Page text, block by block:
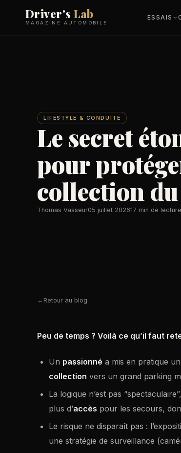
Driver'sLab
MAGAZINE AUTOMOBILE
ESSAIS
LIFESTYLE & CONDUITE
Le secret
pour
collection
Thomas Vasseur05 juillet 202617 min de lecture
Retour au blog
Peu de temps ? Voilà ce qu’il faut
Un passionné a mis en pratique un
collection vers un grand parking
La logique n’est pas
plus d’accès pour les secours,
Le risque ne disparaît pas :
une stratégie de surveillance